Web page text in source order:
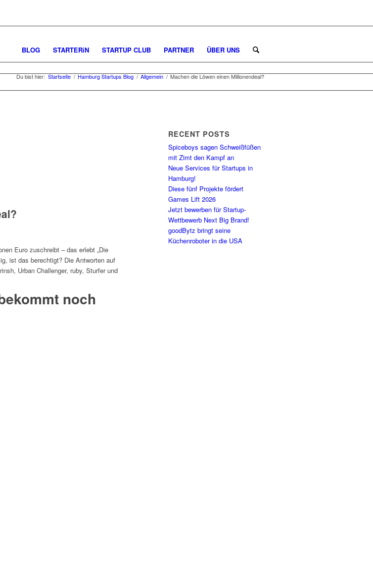
BLOG STARTERiN STARTUP CLUB PARTNER ÜBER UNS
Du bist hier: Startseite / Hamburg Startups Blog / Allgemein / Machen die Löwen einen Millionendeal?
Euro zuschreibt – das erlebt „Die
ist das berechtigt? Die Antworten auf
Urban Challenger, ruby, Sturfer und
noch
RECENT POSTS
Spiceboys sagen Schweißfüßen
mit Zimt den Kampf an
Neue Services für Startups in
Hamburg!
Diese fünf Projekte fördert
Games Lift 2026
Jetzt bewerben für Startup-
Wettbewerb Next Big Brand!
goodBytz bringt seine
Küchenroboter in die USA